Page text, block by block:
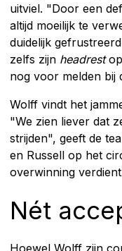
uitviel. "Door een
altijd moeilijk te
duidelijk
zelfs zijn headrestop
nog voor melden bij
Wolff vindt het
"We zien liever dat
strijden", geeft de
en Russell op het
overwinning
Nét
Hoewel Wolff zijn